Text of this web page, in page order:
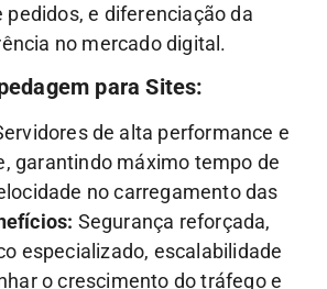
pedidos, e diferenciação da
no mercado digital.
para Sites:
de alta performance e
garantindo máximo tempo de
no carregamento das
Segurança reforçada,
especializado, escalabilidade
o crescimento do tráfego e